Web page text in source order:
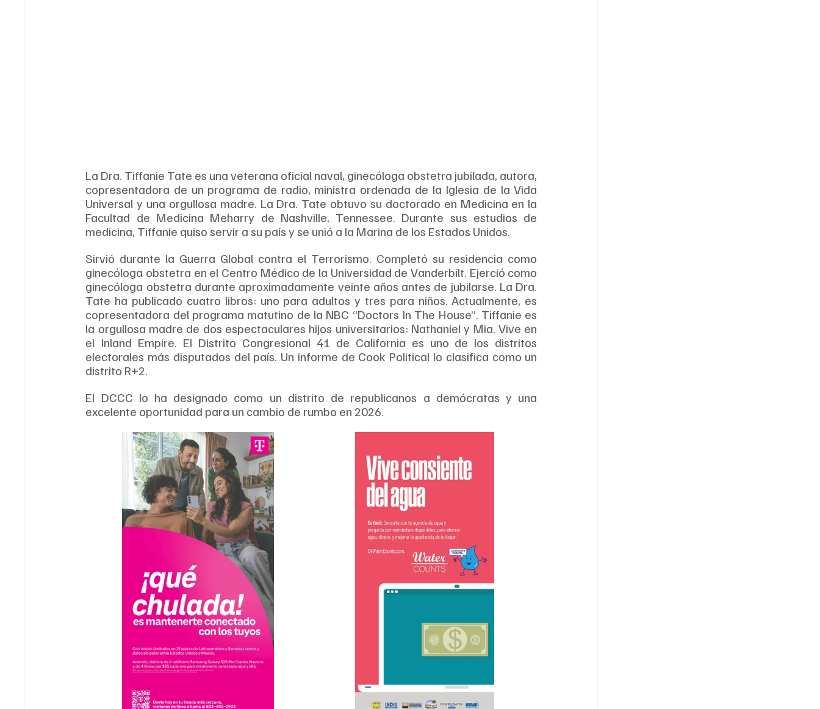
La Dra. Tiffanie Tate es una veterana oficial naval, ginecóloga obstetra jubilada, autora,
copresentadora de un programa de radio, ministra ordenada de la Iglesia de la Vida
Universal y una orgullosa madre. La Dra. Tate obtuvo su doctorado en Medicina en la
Facultad de Medicina Meharry de Nashville, Tennessee. Durante sus estudios de
medicina, Tiffanie quiso servir a su país y se unió a la Marina de los Estados Unidos.
Sirvió durante la Guerra Global contra el Terrorismo. Completó su residencia como
ginecóloga obstetra en el Centro Médico de la Universidad de Vanderbilt. Ejerció como
ginecóloga obstetra durante aproximadamente veinte años antes de jubilarse. La Dra.
Tate ha publicado cuatro libros: uno para adultos y tres para niños. Actualmente, es
copresentadora del programa matutino de la NBC “Doctors In The House”. Tiffanie es
la orgullosa madre de dos espectaculares hijos universitarios: Nathaniel y Mia. Vive en
el Inland Empire. El Distrito Congresional 41 de California es uno de los distritos
electorales más disputados del país. Un informe de Cook Political lo clasifica como un
distrito R+2.
El DCCC lo ha designado como un distrito de republicanos a demócratas y una
excelente oportunidad para un cambio de rumbo en 2026.